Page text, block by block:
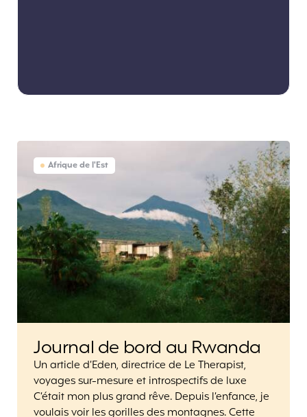
Afrique de l'Est
Journal de bord au Rwanda
Un article d’Eden, directrice de Le Therapist,
voyages sur-mesure et introspectifs de luxe
C’était mon plus grand rêve. Depuis l’enfance, je
voulais voir les gorilles des montagnes. Cette